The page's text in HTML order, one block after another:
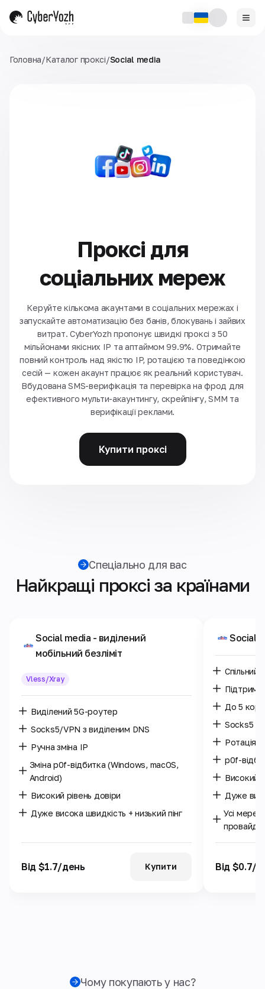
Головна/Каталог проксі/Social media
Проксі для
соціальних мереж
Керуйте кількома акаунтами в соціальних мережах і
запускайте автоматизацію без банів, блокувань і зайвих
витрат. CyberYozh пропонує швидкі проксі з 50
мільйонами якісних IP та аптаймом 99.9%. Отримайте
повний контроль над якістю IP, ротацією та поведінкою
сесій — кожен акаунт працює як реальний користувач.
Вбудована SMS-верифікація та перевірка на фрод для
ефективного мульти-акаунтингу, скрейпінгу, SMM та
верифікації реклами.
Купити проксі
Спеціально для вас
Найкращі проксі за країнами
Social media - виділений
мобільний безліміт
Vless/Xray
Виділений 5G-роутер
Socks5/VPN з виділеним DNS
Ручна зміна IP
Зміна p0f-відбитка (Windows, macOS,
Android)
Високий рівень довіри
Дуже висока швидкість + низький пінг
Від $1.7/день Купити
Social
Спільний
До 5
Socks5 /
Ротація
p0f-
Високий
Дуже
Усі
Від $0.7/
Чому покупають у нас?